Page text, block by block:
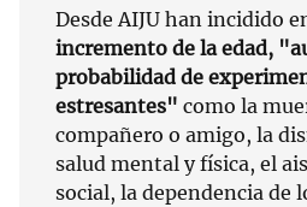
Desde AIJU han incidido
incremento de la edad,
probabilidad de
estresantes" como la
compañero o amigo, la
salud mental y física, el
social, la dependencia de